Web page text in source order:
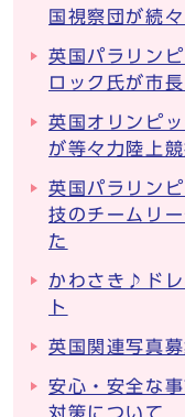
国視察団が続
英国パラリン
ロック氏が市
英国オリンピ
が等々力陸上
英国パラリン
技のチームリ
た
かわさき♪ドレ
ト
英国関連写真
安心・安全な
対策について